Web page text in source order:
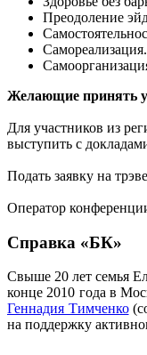
Преодоление
Желающие принять
Для участников из
выступить с
Подать заявку на
Оператор
Справка «БК»
Свыше 20 лет семья
конце 2010 года в
Геннадия Тимченко
на поддержку